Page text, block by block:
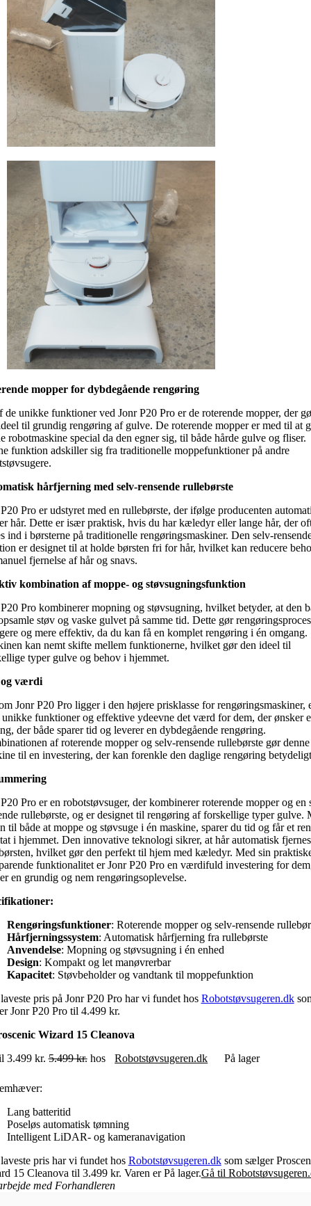
mopper for dybdegående rengøring
de unikke funktioner ved Jonr P20 Pro er de roterende mopper, der
til grundig rengøring af gulve. De roterende mopper er med til at
robotmaskine special da den egner sig, til både hårde gulve og fliser.
funktion adskiller sig fra traditionelle moppefunktioner på andre
hårfjerning med selv-rensende rullebørste
Pro er udstyret med en rullebørste, der ifølge producenten
hår. Dette er især praktisk, hvis du har kæledyr eller lange hår, der
ind i børsterne på traditionelle rengøringsmaskiner. Den selv-
er designet til at holde børsten fri for hår, hvilket kan reducere
fjernelse af hår og snavs.
kombination af moppe- og støvsugningsfunktion
Pro kombinerer mopning og støvsugning, hvilket betyder, at den
støv og vaske gulvet på samme tid. Dette gør
og mere effektiv, da du kan få en komplet rengøring i én omgang.
kan nemt skifte mellem funktionerne, hvilket gør den ideel til
typer gulve og behov i hjemmet.
værdi
Jonr P20 Pro ligger i den højere prisklasse for rengøringsmaskiner,
unikke funktioner og effektive ydeevne det værd for dem, der ønsker
der både sparer tid og leverer en dybdegående rengøring.
af roterende mopper og selv-rensende rullebørste gør denne
til en investering, der kan forenkle den daglige rengøring
Pro er en robotstøvsuger, der kombinerer roterende mopper og en
rullebørste, og er designet til rengøring af forskellige typer gulve.
til både at moppe og støvsuge i én maskine, sparer du tid og får et
i hjemmet. Den innovative teknologi sikrer, at hår automatisk
hvilket gør den perfekt til hjem med kæledyr. Med sin
funktionalitet er Jonr P20 Pro en værdifuld investering for
en grundig og nem rengøringsoplevelse.
Rengøringsfunktioner: Roterende mopper og selv-rensende
Hårfjerningssystem: Automatisk hårfjerning fra rullebørste
Anvendelse: Mopning og støvsugning i én enhed
Design: Kompakt og let manøvrerbar
Kapacitet: Støvbeholder og vandtank til moppefunktion
pris på Jonr P20 Pro har vi fundet hos Robotstøvsugeren.dk
Jonr P20 Pro til 4.499 kr.
Wizard 15 Cleanova
3.499 kr.5.499 kr.hos Robotstøvsugeren.dk På lager
Lang batteritid
Poseløs automatisk tømning
Intelligent LiDAR- og kameranavigation
pris har vi fundet hos Robotstøvsugeren.dksom sælger
15 Cleanova til 3.499 kr. Varen er På lager.Gå til
med Forhandleren